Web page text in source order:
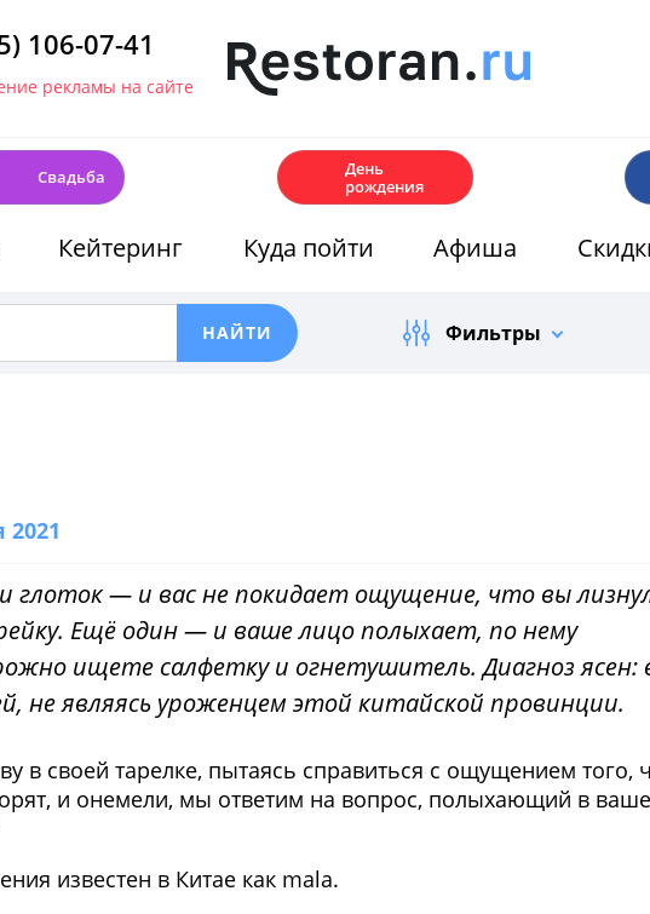
106-07-41
рекламы на сайте
Свадьба
День
рождения
Кейтеринг Куда пойти Афиша
Фильтры
2021
глоток — и вас не покидает ощущение, что вы
Ещё один — и ваше лицо полыхает, по нему
ищете салфетку и огнетушитель. Диагноз ясен:
не являясь уроженцем этой китайской провинции.
в своей тарелке, пытаясь справиться с ощущением того,
и онемели, мы ответим на вопрос, полыхающий в
известен в Китае как mala.